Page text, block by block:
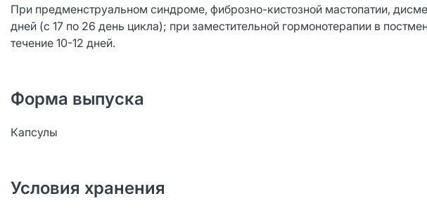
При предменструальном синдроме, фиброзно-кистозной мастопатии,
дней (с 17 по 26 день цикла); при заместительной гормонотерапии в
течение 10-12 дней.
Форма выпуска
Капсулы
Условия хранения